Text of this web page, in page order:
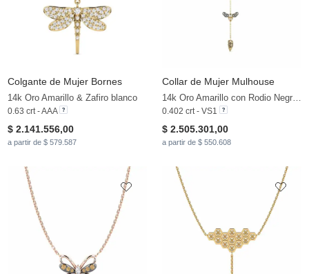
Colgante de Mujer Bornes
14k Oro Amarillo & Zafiro blanco
0.63 crt - AAA
$ 2.141.556,00
a partir de $ 579.587
Collar de Mujer Mulhouse
14k Oro Amarillo con Rodio Negro & Diamante Marrón & Zafiro blanco
0.402 crt - VS1
$ 2.505.301,00
a partir de $ 550.608